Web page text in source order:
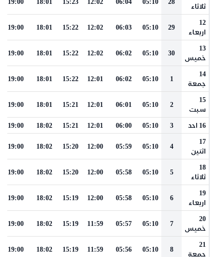
ثلاثاء
12
اربعاء
29
05:10
06:03
12:02
15:22
18:01
19:00
13
خميس
30
05:10
06:02
12:02
15:22
18:01
19:00
14
جمعة
1
05:10
06:02
12:01
15:22
18:01
19:00
15
سبت
2
05:10
06:01
12:01
15:21
18:01
19:00
16 احد 3
05:10
06:00
12:01
15:21
18:02
19:00
17
اثنين
4
05:10
05:59
12:00
15:20
18:02
19:00
18
ثلاثاء
5
05:10
05:58
12:00
15:20
18:02
19:00
19
اربعاء
6
05:10
05:58
12:00
15:19
18:02
19:00
20
خميس
7
05:10
05:57
11:59
15:19
18:02
19:00
21
جمعة
8
05:10
05:56
11:59
15:19
18:02
19:00